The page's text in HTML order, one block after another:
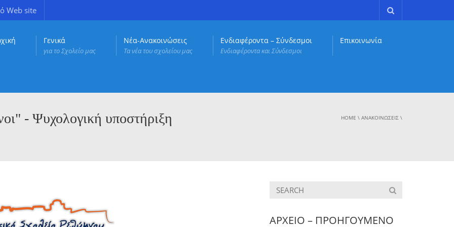
Web site
Γενικά
για το Σχολείο μας
Νέα-Ανακοινώσεις
Τα νέα του σχολείου μας
Ενδιαφέροντα – Σύνδεσμοι
Ενδιαφέροντα και Σύνδεσμοι
Επικοινωνία
- Ψυχολογική υποστήριξη
HOME \ ΑΝΑΚΟΙΝΏΣΕΙΣ \
ΑΡΧΕΙΟ – ΠΡΟΗΓΟΥΜΕΝΟ